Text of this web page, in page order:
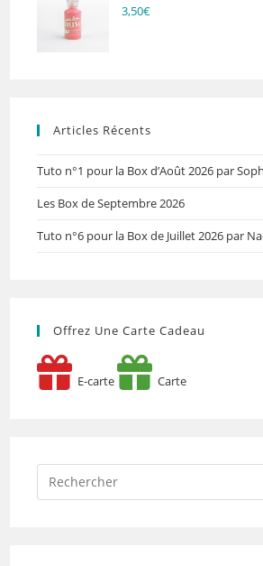
3,50€
Articles Récents
Tuto n°1 pour la Box d’Août 2026 par
Les Box de Septembre 2026
Tuto n°6 pour la Box de Juillet 2026 par
Offrez Une Carte Cadeau
E-carte Carte